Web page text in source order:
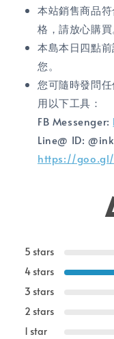
本站銷售商品
格，請放心購買
本島本日四點
您。
您可隨時發問
用以下工具：
FB Messenger:
Line@ ID:
https://
5 stars
4 stars
3 stars
2 stars
1 star